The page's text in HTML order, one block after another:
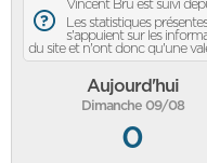
Vincent Bru est suivi
Les statistiques
s'appuient sur les
du site et n'ont donc qu'une
Aujourd'hui
Dimanche 09/08
0